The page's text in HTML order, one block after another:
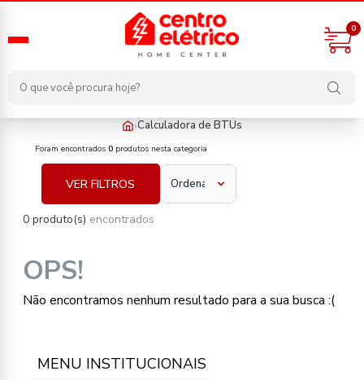
0
›Calculadora de BTUs
Calculadora de BTUs
Foram encontrados 0 produtos nesta categoria
VER FILTROS
0 produto(s) encontrados
OPS!
Não encontramos nenhum resultado para a sua busca :(
MENU INSTITUCIONAIS